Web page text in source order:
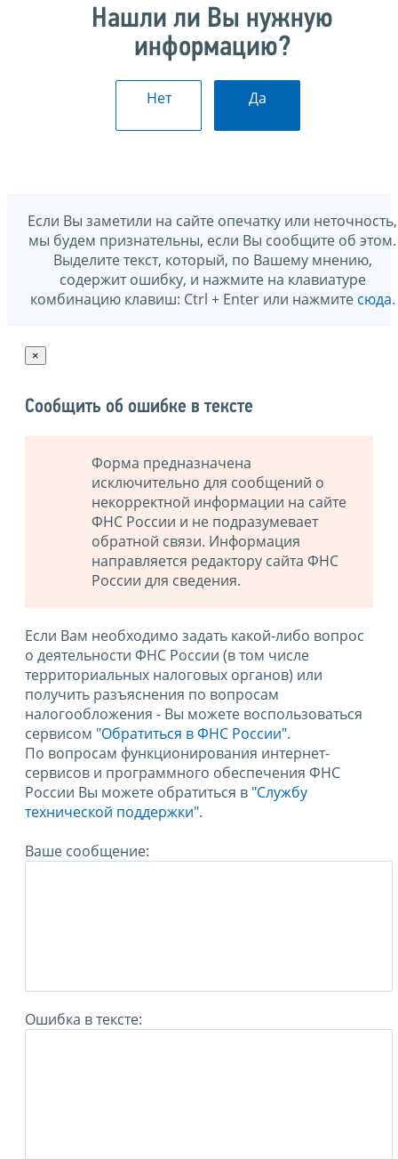
Нашли ли Вы нужную
информацию?
Нет Да
Если Вы заметили на сайте опечатку или неточность,
мы будем признательны, если Вы сообщите об этом.
Выделите текст, который, по Вашему мнению,
содержит ошибку, и нажмите на клавиатуре
комбинацию клавиш: Ctrl + Enter или нажмите сюда.
×
Сообщить об ошибке в тексте
Форма предназначена
исключительно для сообщений о
некорректной информации на сайте
ФНС России и не подразумевает
обратной связи. Информация
направляется редактору сайта ФНС
России для сведения.
Если Вам необходимо задать какой-либо вопрос
о деятельности ФНС России (в том числе
территориальных налоговых органов) или
получить разъяснения по вопросам
налогообложения - Вы можете воспользоваться
сервисом "Обратиться в ФНС России".
По вопросам функционирования интернет-
сервисов и программного обеспечения ФНС
России Вы можете обратиться в "Службу
технической поддержки".
Ваше сообщение:
Ошибка в тексте: